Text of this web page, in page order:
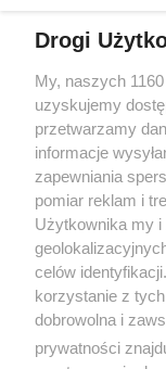
Drogi
My, naszych
uzyskujemy
przetwarzamy
informacje
zapewniania
pomiar reklam i
Użytkownika my i
celów
korzystanie z
dobrowolna i
prywatności